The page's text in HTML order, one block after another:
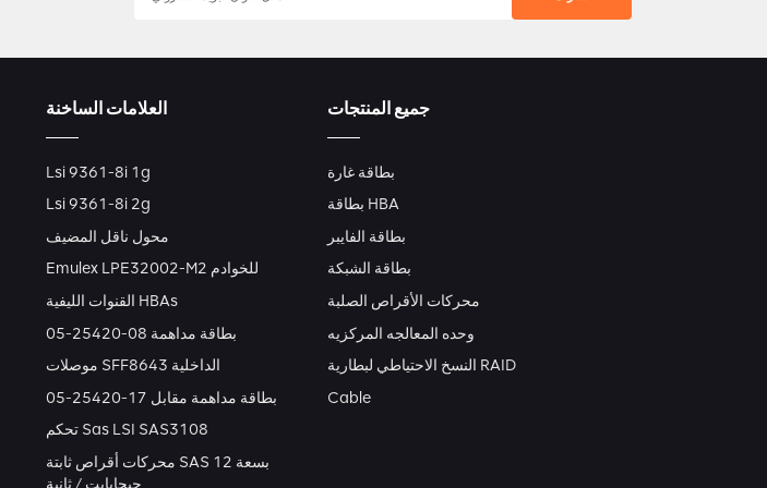
العلامات الساخنة
Lsi 9361-8i 1g
Lsi 9361-8i 2g
محول ناقل المضيف
Emulex LPE32002-M2 للخوادم
القنوات الليفية HBAs
بطاقة مداهمة 08-25420-05
موصلات SFF8643 الداخلية
بطاقة مداهمة مقابل 17-25420-05
تحكم Sas LSI SAS3108
محركات أقراص ثابتة SAS بسعة 12
جيجابايت / ثانية
جميع المنتجات
بطاقة غارة
بطاقة HBA
بطاقة الفايبر
بطاقة الشبكة
محركات الأقراص الصلبة
وحده المعالجه المركزيه
النسخ الاحتياطي لبطارية RAID
Cable